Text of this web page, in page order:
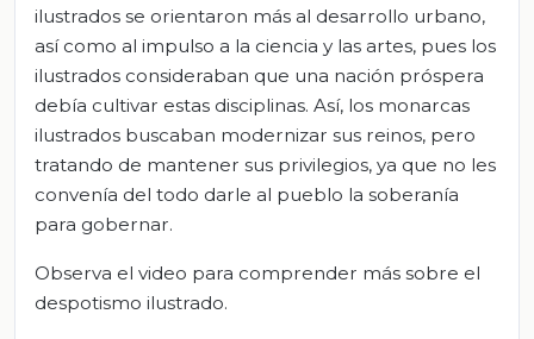
ilustrados se orientaron más al desarrollo urbano,
así como al impulso a la ciencia y las artes, pues los
ilustrados consideraban que una nación próspera
debía cultivar estas disciplinas. Así, los monarcas
ilustrados buscaban modernizar sus reinos, pero
tratando de mantener sus privilegios, ya que no les
convenía del todo darle al pueblo la soberanía
para gobernar.
Observa el video para comprender más sobre el
despotismo ilustrado.